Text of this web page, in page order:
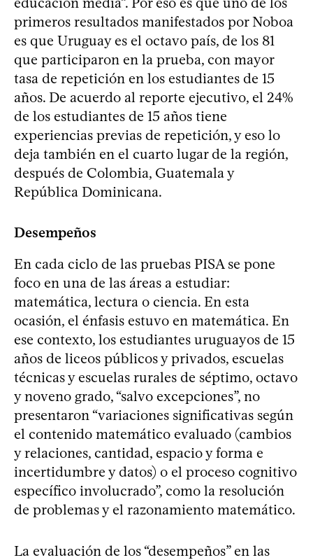
primeros resultados manifestados por Noboa
es que Uruguay es el octavo país, de los 81
que participaron en la prueba, con mayor
tasa de repetición en los estudiantes de 15
años. De acuerdo al reporte ejecutivo, el 24%
de los estudiantes de 15 años tiene
experiencias previas de repetición, y eso lo
deja también en el cuarto lugar de la región,
después de Colombia, Guatemala y
República Dominicana.
Desempeños
En cada ciclo de las pruebas PISA se pone
foco en una de las áreas a estudiar:
matemática, lectura o ciencia. En esta
ocasión, el énfasis estuvo en matemática. En
ese contexto, los estudiantes uruguayos de 15
años de liceos públicos y privados, escuelas
técnicas y escuelas rurales de séptimo, octavo
y noveno grado, “salvo excepciones”, no
presentaron “variaciones significativas según
el contenido matemático evaluado (cambios
y relaciones, cantidad, espacio y forma e
incertidumbre y datos) o el proceso cognitivo
específico involucrado”, como la resolución
de problemas y el razonamiento matemático.
La evaluación de los “desempeños” en las